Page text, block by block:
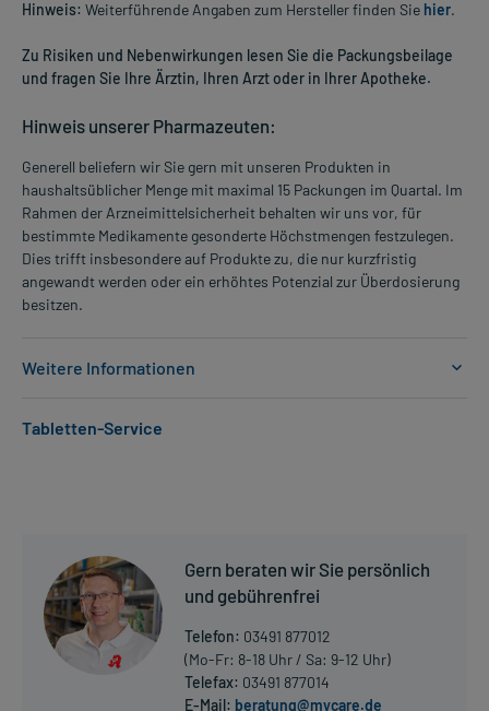
Hinweis: Weiterführende Angaben zum Hersteller finden Sie hier.
Zu Risiken und Nebenwirkungen lesen Sie die Packungsbeilage
und fragen Sie Ihre Ärztin, Ihren Arzt oder in Ihrer Apotheke.
Hinweis unserer Pharmazeuten:
Generell beliefern wir Sie gern mit unseren Produkten in
haushaltsüblicher Menge mit maximal 15 Packungen im Quartal. Im
Rahmen der Arzneimittelsicherheit behalten wir uns vor, für
bestimmte Medikamente gesonderte Höchstmengen festzulegen.
Dies trifft insbesondere auf Produkte zu, die nur kurzfristig
angewandt werden oder ein erhöhtes Potenzial zur Überdosierung
besitzen.
Weitere Informationen
- Schweres Übergewicht (BMI>30kg/m2)
1 Dosis
1-mal wöchentlich
unabhängig von der Mahlzeit, am gleichen Wochentag
Die Gesamtdosis sollte nicht ohne Rücksprache mit einem Arzt
oder Apotheker überschritten werden.
Tabletten-Service
Gern beraten wir Sie persönlich
und gebührenfrei
Telefon: 03491 877012
(Mo-Fr: 8-18 Uhr / Sa: 9-12 Uhr)
Telefax: 03491 877014
E-Mail: beratung@mycare.de